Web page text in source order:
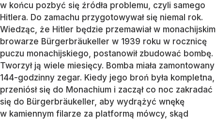
w końcu pozbyć się źródła problemu, czyli samego
Hitlera. Do zamachu przygotowywał się niemal rok.
Wiedząc, że Hitler będzie przemawiał w monachijskim
browarze Bürgerbräukeller w 1939 roku w rocznicę
puczu monachijskiego, postanowił zbudować bombę.
Tworzył ją wiele miesięcy. Bomba miała zamontowany
144-godzinny zegar. Kiedy jego broń była kompletna,
przeniósł się do Monachium i zaczął co noc zakradać
się do Bürgerbräukeller, aby wydrążyć wnękę
w kamiennym filarze za platformą mówcy, skąd